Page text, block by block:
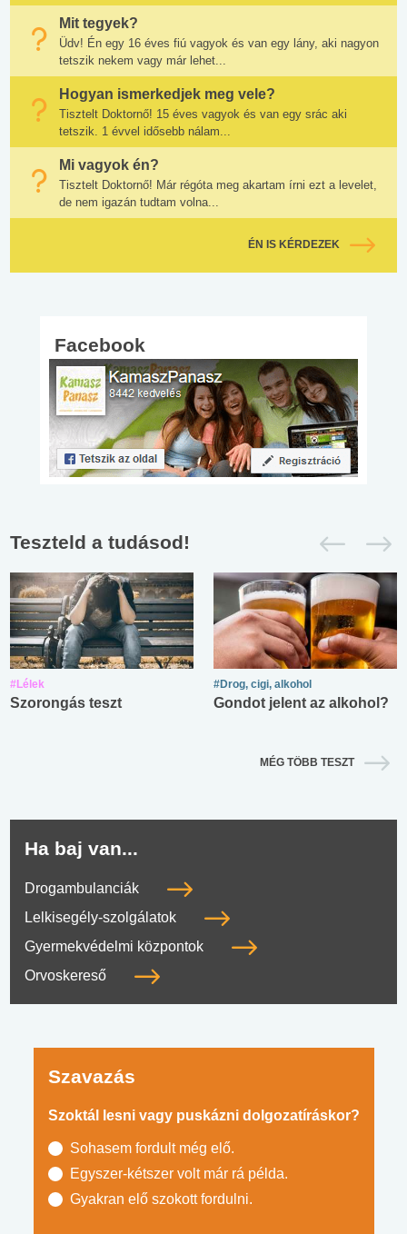
Mit tegyek?
Üdv! Én egy 16 éves fiú vagyok és van egy lány, aki nagyon
tetszik nekem vagy már lehet...
Hogyan ismerkedjek meg vele?
Tisztelt Doktornő! 15 éves vagyok és van egy srác aki
tetszik. 1 évvel idősebb nálam...
Mi vagyok én?
Tisztelt Doktornő! Már régóta meg akartam írni ezt a levelet,
de nem igazán tudtam volna...
ÉN IS KÉRDEZEK
Facebook
Teszteld a tudásod!
#Lélek
Szorongás teszt
#Drog, cigi, alkohol
Gondot jelent az alkohol?
MÉG TÖBB TESZT
Ha baj van...
Drogambulanciák
Lelkisegély-szolgálatok
Gyermekvédelmi központok
Orvoskereső
Szavazás
Szoktál lesni vagy puskázni dolgozatíráskor?
Sohasem fordult még elő.
Egyszer-kétszer volt már rá példa.
Gyakran elő szokott fordulni.